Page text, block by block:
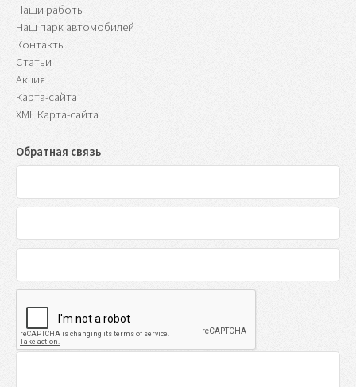
Наши работы
Наш парк автомобилей
Контакты
Статьи
Акция
Карта-сайта
XML Карта-сайта
Обратная связь